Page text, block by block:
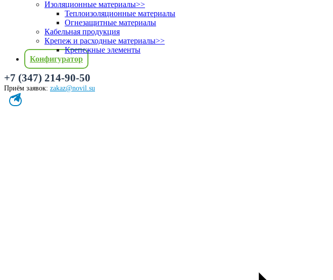
Изоляционные материалы>>
Теплоизоляционные материалы
Огнезащитные материалы
Кабельная продукция
Крепеж и расходные материалы>>
Крепежные элементы
Конфигуратор
+7 (347) 214-90-50
Приём заявок: zakaz@novil.su